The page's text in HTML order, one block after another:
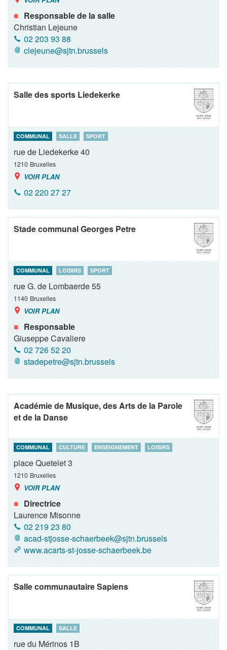
Responsable de la salle
Christian Lejeune
02 203 93 88
clejeune@sjtn.brussels
Salle des sports Liedekerke
COMMUNAL SALLE SPORT
rue de Liedekerke 40
1210 Bruxelles
VOIR PLAN
02 220 27 27
Stade communal Georges Petre
COMMUNAL LOISIRS SPORT
rue G. de Lombaerde 55
1140 Bruxelles
VOIR PLAN
Responsable
Giuseppe Cavaliere
02 726 52 20
stadepetre@sjtn.brussels
Académie de Musique, des Arts de la Parole
et de la Danse
COMMUNAL CULTURE ENSEIGNEMENT LOISIRS
place Quetelet 3
1210 Bruxelles
VOIR PLAN
Directrice
Laurence Misonne
02 219 23 80
acad-stjosse-schaerbeek@sjtn.brussels
www.acarts-st-josse-schaerbeek.be
Salle communautaire Sapiens
COMMUNAL SALLE
rue du Mérinos 1B